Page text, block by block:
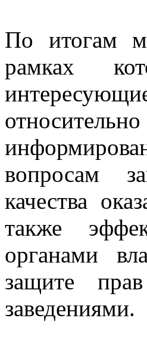
По итогам
рамках
вопросам
качества
также
органами
защите
заведениями.